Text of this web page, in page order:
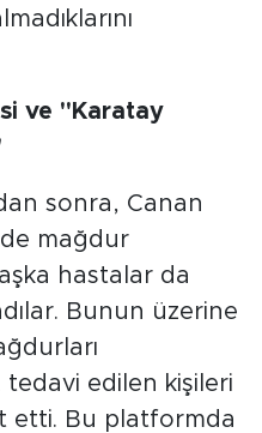
ve "Karatay
sonra, Canan
mağdur
hastalar da
Bunun üzerine
edilen kişileri
etti. Bu platformda